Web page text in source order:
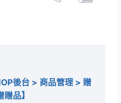
後台 > 商品管理 > 贈
品】